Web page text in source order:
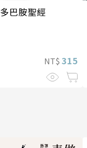
多巴胺聖經
NT$ 315